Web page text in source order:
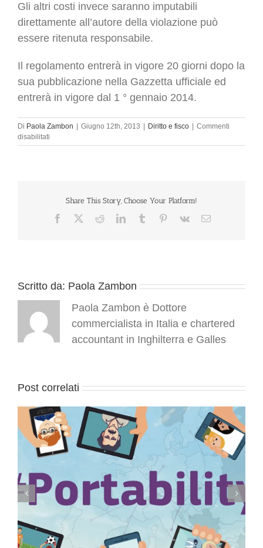
Gli altri costi invece saranno imputabili
direttamente all’autore della violazione può
essere ritenuta responsabile.
Il regolamento entrerà in vigore 20 giorni dopo la
sua pubblicazione nella Gazzetta ufficiale ed
entrerà in vigore dal 1 ° gennaio 2014.
Di Paola Zambon Giugno 12th, 2013 Diritto e fisco
Commenti
disabilitati
Dal
regole
intellettuale
Share This Story, Choose Your Platform!
Facebook RedditLinkedInTumblr Pinterest
Vk Email
Scritto da: Paola Zambon
Paola Zambon è Dottore
commercialista in Italia e chartered
accountant in Inghilterra e Galles
Post correlati
Conservazione elettronica documenti a rilevanza
tributaria: termini